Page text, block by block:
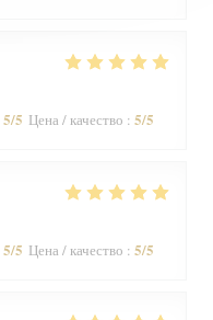
5/5 Цена / качество : 5/5
5/5 Цена / качество : 5/5